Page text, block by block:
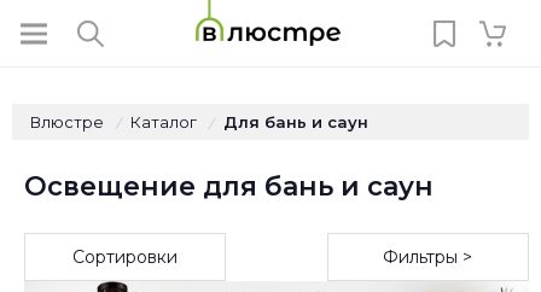
Влюстре / Каталог / Для бань и саун
Освещение для бань и саун
Сортировки Фильтры >